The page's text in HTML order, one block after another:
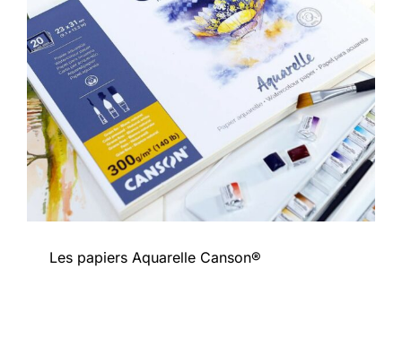
Les papiers Aquarelle Canson®